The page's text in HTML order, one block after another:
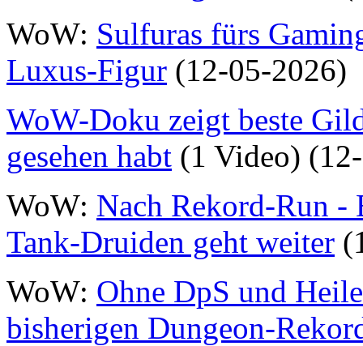
WoW: Sulfuras fürs
Luxus-Figur (12-05-2026)
WoW-Doku zeigt beste
gesehen habt (1 Video)
WoW: Nach Rekord-Run -
Tank-Druiden geht weiter
WoW: Ohne DpS und
bisherigen Dungeon-